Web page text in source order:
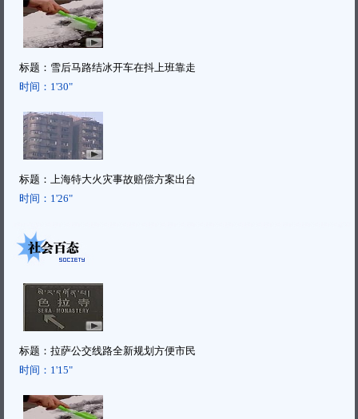
标题： 雪后马路结冰开车在抖上班靠走
时间： 1'30"
标题： 上海特大火灾事故赔偿方案出台
时间： 1'26"
标题： 拉萨公交线路全新规划方便市民
时间： 1'15"